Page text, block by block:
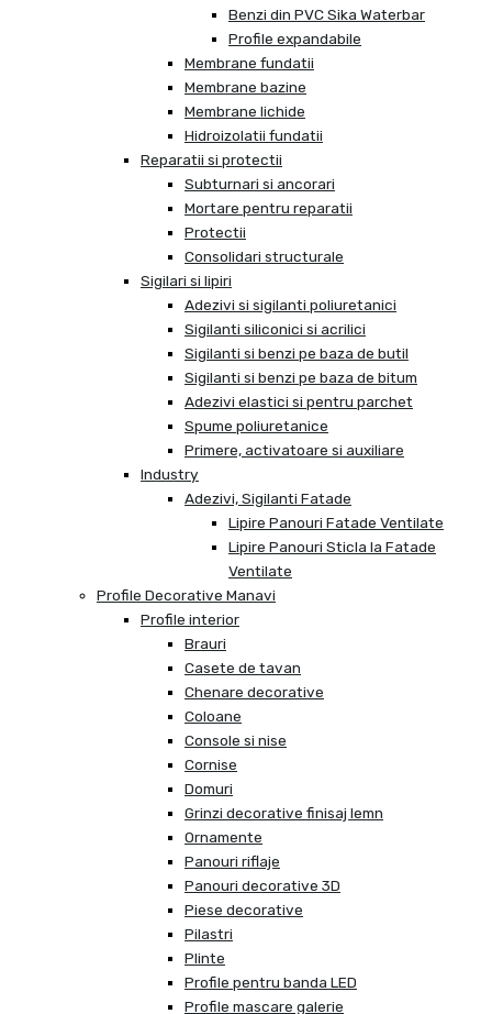
Benzi din PVC Sika Waterbar
Profile expandabile
Membrane fundatii
Membrane bazine
Membrane lichide
Hidroizolatii fundatii
Reparatii si protectii
Subturnari si ancorari
Mortare pentru reparatii
Protectii
Consolidari structurale
Sigilari si lipiri
Adezivi si sigilanti poliuretanici
Sigilanti siliconici si acrilici
Sigilanti si benzi pe baza de butil
Sigilanti si benzi pe baza de bitum
Adezivi elastici si pentru parchet
Spume poliuretanice
Primere, activatoare si auxiliare
Industry
Adezivi, Sigilanti Fatade
Lipire Panouri Fatade Ventilate
Lipire Panouri Sticla la Fatade
Ventilate
Profile Decorative Manavi
Profile interior
Brauri
Casete de tavan
Chenare decorative
Coloane
Console si nise
Cornise
Domuri
Grinzi decorative finisaj lemn
Ornamente
Panouri riflaje
Panouri decorative 3D
Piese decorative
Pilastri
Plinte
Profile pentru banda LED
Profile mascare galerie